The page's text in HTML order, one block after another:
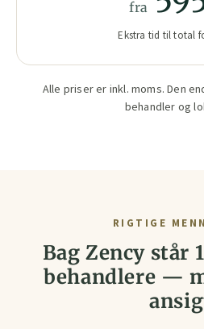
fra
Ekstra tid til total
Alle priser er inkl. moms. Den
behandler og
RIGTIGE
Bag Zency står
behandlere —